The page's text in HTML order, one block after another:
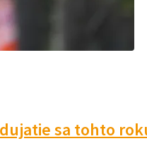
sa tohto